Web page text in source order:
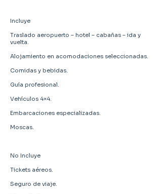
Incluye
Traslado aeropuerto – hotel – cabañas – ida y
vuelta.
Alojamiento en acomodaciones seleccionadas.
Comidas y bebidas.
Guía profesional.
Vehículos 4×4.
Embarcaciones especializadas.
Moscas.
No Incluye
Tickets aéreos.
Seguro de viaje.